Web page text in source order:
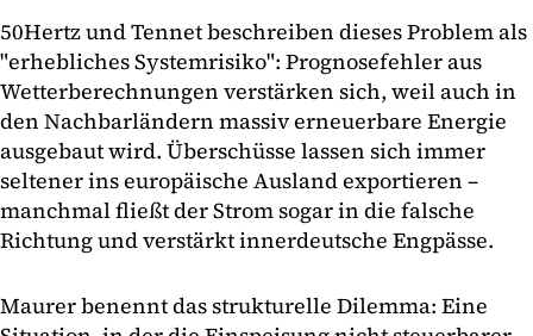
50Hertz und Tennet beschreiben dieses Problem als
"erhebliches Systemrisiko": Prognosefehler aus
Wetterberechnungen verstärken sich, weil auch in
den Nachbarländern massiv erneuerbare Energie
ausgebaut wird. Überschüsse lassen sich immer
seltener ins europäische Ausland exportieren –
manchmal fließt der Strom sogar in die falsche
Richtung und verstärkt innerdeutsche Engpässe.
Maurer benennt das strukturelle Dilemma: Eine